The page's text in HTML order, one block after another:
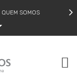
QUEM SOMOS